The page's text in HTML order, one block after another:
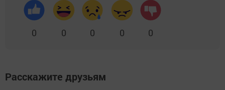
0 0 0 0 0
Расскажите друзьям